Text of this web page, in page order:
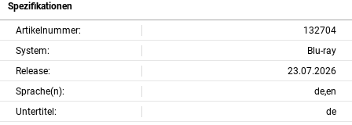
Spezifikationen
Artikelnummer:
132704
System:
Blu-ray
Release:
23.07.2026
Sprache(n):
de,en
Untertitel:
de